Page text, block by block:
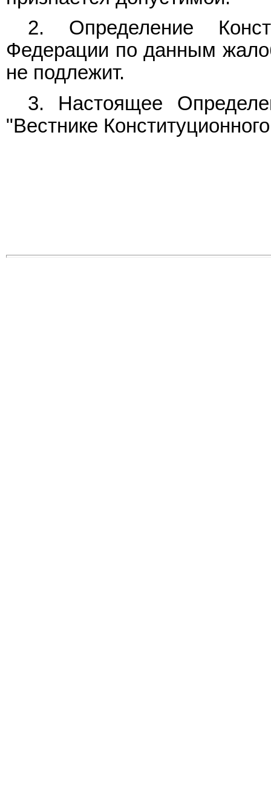
2. Определение
Федерации по данным
не подлежит.
3. Настоящее
"Вестнике